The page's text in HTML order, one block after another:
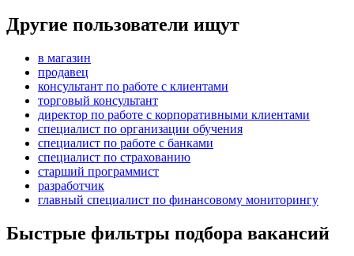
Другие пользователи ищут
в магазин
продавец
консультант по работе с клиентами
торговый консультант
директор по работе с корпоративными клиентами
специалист по организации обучения
специалист по работе с банками
специалист по страхованию
старший программист
разработчик
главный специалист по финансовому мониторингу
Быстрые фильтры подбора вакансий